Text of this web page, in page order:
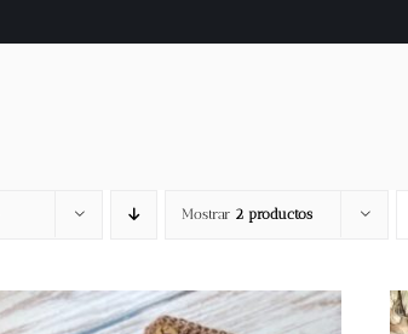
Mostrar 2 productos